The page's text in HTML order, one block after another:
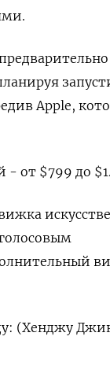
Apple,
- от $799 до
(Хенджу